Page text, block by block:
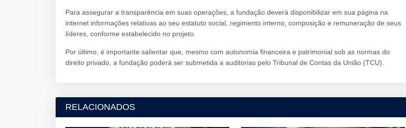
Para assegurar a transparência em suas operações, a fundação deverá disponibilizar em sua página na
internet informações relativas ao seu estatuto social, regimento interno, composição e remuneração de seus
líderes, conforme estabelecido no projeto.
Por último, é importante salientar que, mesmo com autonomia financeira e patrimonial sob as normas do
direito privado, a fundação poderá ser submetida a auditorias pelo Tribunal de Contas da União (TCU).
RELACIONADOS